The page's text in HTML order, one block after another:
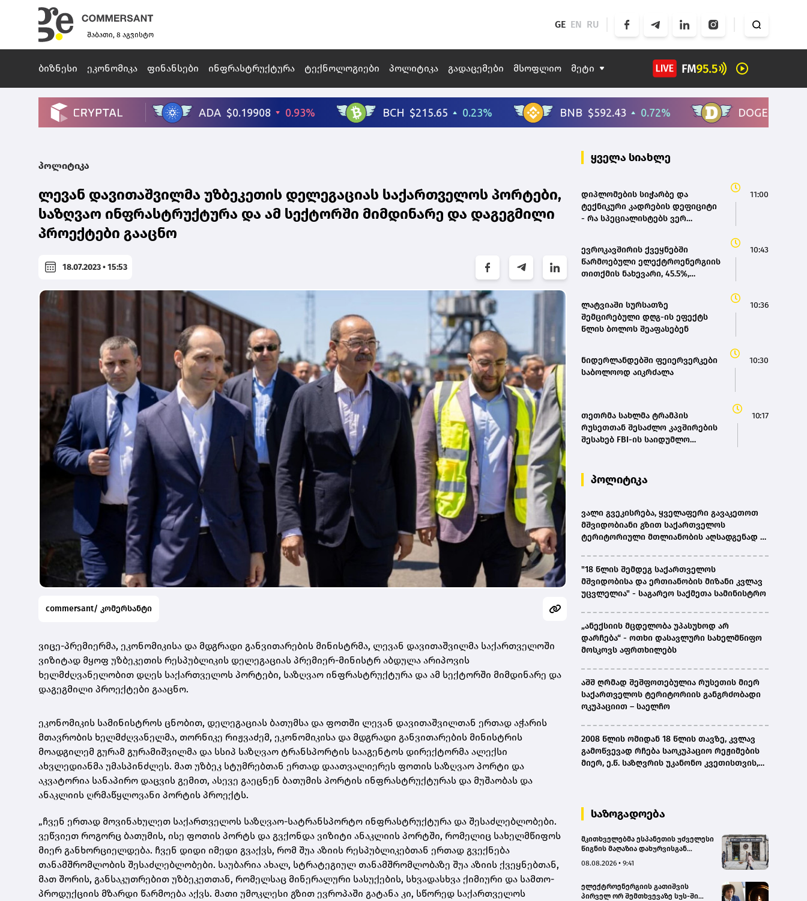
შაბათი, 8 აგვისტო
GE EN RU
ბიზნესი ეკონომიკა ფინანსები ინფრასტრუქტურა ტექნოლოგიები პოლიტიკა გადაცემები მსოფლიო მეტი
პოლიტიკა
ლევან დავითაშვილმა უზბეკეთის დელეგაციას საქართველოს პორტები,
საზღვაო ინფრასტრუქტურა და ამ სექტორში მიმდინარე და დაგეგმილი
პროექტები გააცნო
18.07.2023 • 15:53
commersant/ კომერსანტი
ვიცე-პრემიერმა, ეკონომიკისა და მდგრადი განვითარების მინისტრმა, ლევან დავითაშვილმა საქართველოში
ვიზიტად მყოფ უზბეკეთის რესპუბლიკის დელეგაციას პრემიერ-მინისტრ აბდულა არიპოვის
ხელმძღვანელობით დღეს საქართველოს პორტები, საზღვაო ინფრასტრუქტურა და ამ სექტორში მიმდინარე და
დაგეგმილი პროექტები გააცნო.
ეკონომიკის სამინისტროს ცნობით, დელეგაციას ბათუმსა და ფოთში ლევან დავითაშვილთან ერთად აჭარის
მთავრობის ხელმძღვანელმა, თორნიკე რიჟვაძემ, ეკონომიკისა და მდგრადი განვითარების მინისტრის
მოადგილემ გურამ გურამიშვილმა და სსიპ საზღვაო ტრანსპორტის სააგენტოს დირექტორმა ალექსი
ახვლედიანმა უმასპინძლეს. მათ უზბეკ სტუმრებთან ერთად დაათვალიერეს ფოთის საზღვაო პორტი და
აკვატორია სანაპირო დაცვის გემით, ასევე გაეცნენ ბათუმის პორტის ინფრასტრუქტურას და მუშაობას და
ანაკლიის ღრმაწყლოვანი პორტის პროექტს.
„ჩვენ ერთად მოვინახულეთ საქართველოს საზღვაო-სატრანსპორტო ინფრასტრუქტურა და შესაძლებლობები.
ვეწვიეთ როგორც ბათუმის, ისე ფოთის პორტს და გვქონდა ვიზიტი ანაკლიის პორტში, რომელიც სახელმწიფოს
მიერ განხორციელდება. ჩვენ დიდი იმედი გვაქვს, რომ შუა აზიის რესპუბლიკებთან ერთად გვექნება
თანამშრომლობის შესაძლებლობები. საუბარია ახალ, სტრატეგიულ თანამშრომლობაზე შუა აზიის ქვეყნებთან,
მათ შორის, განსაკუთრებით უზბეკეთთან, რომელსაც მინერალური სასუქების, სხვადასხვა ქიმიური და სამთო-
პროდუქციის მზარდი წარმოება აქვს. მათი უმოკლესი გზით ევროპაში გატანა კი, სწორედ საქართველოს
ყველა სიახლე
დიპლომების სიჭარბე და
ტექნიკური კადრების დეფიციტი
- რა სპეციალისტებს ვერ
11:00
ევროკავშირის ქვეყნებში
წარმოებული ელექტროენერგიის
თითქმის ნახევარი, 45.5%,
10:43
ლატვიაში სურსათზე
შემცირებული დღგ-ის ეფექტს
წლის ბოლოს შეაფასებენ
10:36
ნიდერლანდებში ფეიერვერკები
საბოლოოდ აიკრძალა
10:30
თეთრმა სახლმა ტრამპის
რუსეთთან შესაძლო კავშირების
შესახებ FBI-ის საიდუმლო
10:17
პოლიტიკა
ვალი გვეკისრება, ყველაფერი გავაკეთოთ
მშვიდობიანი გზით საქართველოს
ტერიტორიული მთლიანობის აღსადგენად -
"18 წლის შემდეგ საქართველოს
მშვიდობისა და ერთიანობის მიზანი კვლავ
უცვლელია" - საგარეო საქმეთა სამინისტრო
„ანექსიის მცდელობა უპასუხოდ არ
დარჩება“ - ოთხი დასავლური სახელმწიფო
მოსკოვს აფრთხილებს
აშშ ღრმად შეშფოთებულია რუსეთის მიერ
საქართველოს ტერიტორიის განგრძობადი
ოკუპაციით – საელჩო
2008 წლის ომიდან 18 წლის თავზე, კვლავ
გამოწვევად რჩება საოკუპაციო რეჟიმების
მიერ, ე.წ. საზღვრის უკანონო კვეთისთვის,
სახალხო დამცველი
საზოგადოება
მკითხველებმა ესპანეთის უძველესი
წიგნის მაღაზია დახურვისგან
08.08.2026 • 9:41
ელექტროენერგიის გათიშვის
პირველ ორ შემთხვევაზე სუს-ში